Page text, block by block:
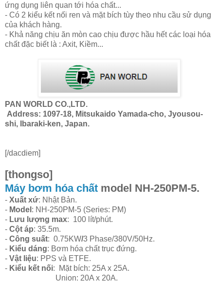
ứng dụng liên quan tới hóa chất...
- Có 2 kiểu kết nối ren và mặt bích tùy theo nhu cầu sử dụng
của khách hàng.
- Khả năng chịu ăn mòn cao chịu được hầu hết các loại hóa
chất đặc biết là : Axit, Kiềm...
PAN WORLD CO.,LTD.
Address: 1097-18, Mitsukaido Yamada-cho, Jyousou-
shi, Ibaraki-ken, Japan.
[/dacdiem]
[thongso]
Máy bơm hóa chất model NH-250PM-5.
- Xuất xứ: Nhật Bản.
- Model : NH-250PM-5 (Series: PM)
- Lưu lượng max: 100 lít/phút.
- Cột áp: 35.5m.
- Công suất: 0.75KW/3 Phase/380V/50Hz.
- Kiểu dáng: Bơm hóa chất trục đứng.
- Vật liệu: PPS và ETFE.
- Kiểu kết nối: Mặt bích: 25A x 25A.
Union: 20A x 20A.